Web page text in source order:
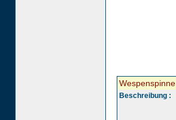
Wespenspinne
Beschreibung :